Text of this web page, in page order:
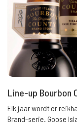
Line-up Bourbon
Elk jaar wordt er
Brand-serie. Goose